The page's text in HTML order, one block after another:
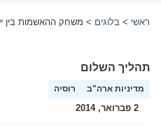
ראשי > בלוגים > משחק ההאשמות בין
תהליך השלום
מדיניות ארה"ב רוסיה
2 פברואר, 2014